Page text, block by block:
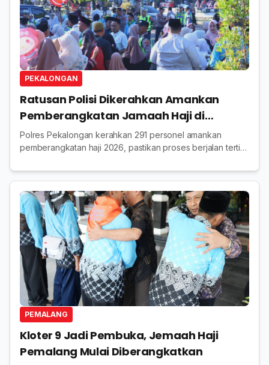
PEKALONGAN
Ratusan Polisi Dikerahkan Amankan
Pemberangkatan Jamaah Haji di
Pekalongan
Polres Pekalongan kerahkan 291 personel amankan
pemberangkatan haji 2026, pastikan proses berjalan tertib,
PEMALANG
Kloter 9 Jadi Pembuka, Jemaah Haji
Pemalang Mulai Diberangkatkan